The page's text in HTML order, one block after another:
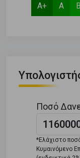
Α+ Α
Ποσό
*Ελάχιστο
Κυμαινόμενο